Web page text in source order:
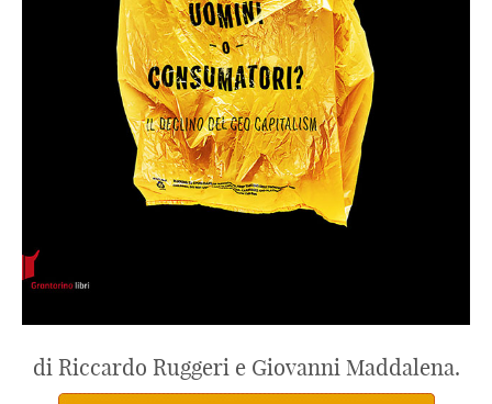
di Riccardo Ruggeri e Giovanni Maddalena.